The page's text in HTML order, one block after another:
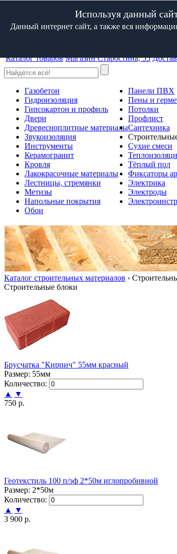
183034, Мурманск, Домостроительная, д.16
(8152)601-101
Каталог товаров Магазин Старостина, 55
Газобетон
Гидроизоляция
Гипсокартон и профиль
Двери
Древесноплитные материалы
Звукоизоляция
Инструменты
Керамогранит
Кровля
Лакокрасочные материалы
Лестницы, стремянки
Метизы
Напольные покрытия
Обои
Панели ПВХ
Пены и
Потолки
Профлист
Сантехника
Сухие смеси
Тёплый пол
Фиксаторы
Электрика
Электроды
Каталог строительных материалов ›
Строительные блоки
Брусчатка "Кирпич" 55мм красный
Размер: 55мм
Количество:
▲
▼
750 р.
Геотекстиль 100 п/эф 2*50м иглопробивной
Размер: 2*50м
Количество:
▲
▼
3 900 р.
Используя данный
Данный интернет сайт, а также вся